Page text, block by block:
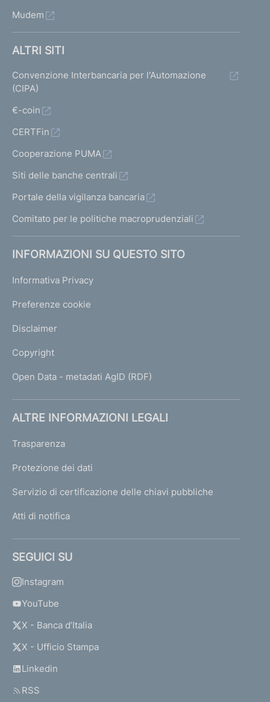
Mudem
ALTRI SITI
Convenzione Interbancaria per l'Automazione
(CIPA)
€-coin
CERTFin
Cooperazione PUMA
Siti delle banche centrali
Portale della vigilanza bancaria
Comitato per le politiche macroprudenziali
INFORMAZIONI SU QUESTO SITO
Informativa Privacy
Preferenze cookie
Disclaimer
Copyright
Open Data - metadati AgID (RDF)
ALTRE INFORMAZIONI LEGALI
Trasparenza
Protezione dei dati
Servizio di certificazione delle chiavi pubbliche
Atti di notifica
SEGUICI SU
Instagram
YouTube
X - Banca d’Italia
X - Ufficio Stampa
Linkedin
RSS